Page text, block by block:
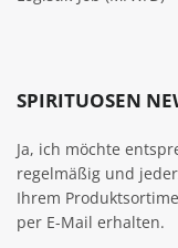
SPIRITUOSEN
Ja, ich möchte
regelmäßig und
Ihrem
per E-Mail erhalten.